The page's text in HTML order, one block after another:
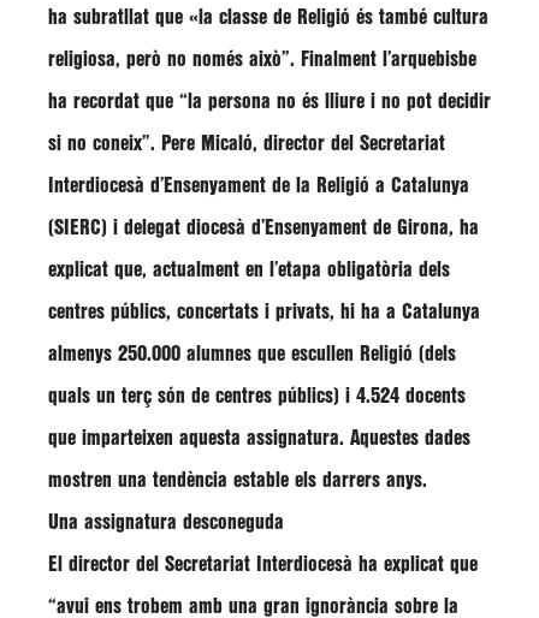
ha subratllat que «la classe de Religió és també cultura
religiosa, però no només això”. Finalment l’arquebisbe
ha recordat que “la persona no és lliure i no pot decidir
si no coneix”. Pere Micaló, director del Secretariat
Interdiocesà d’Ensenyament de la Religió a Catalunya
(SIERC) i delegat diocesà d’Ensenyament de Girona, ha
explicat que, actualment en l’etapa obligatòria dels
centres públics, concertats i privats, hi ha a Catalunya
almenys 250.000 alumnes que escullen Religió (dels
quals un terç són de centres públics) i 4.524 docents
que imparteixen aquesta assignatura. Aquestes dades
mostren una tendència estable els darrers anys.
Una assignatura desconeguda
El director del Secretariat Interdiocesà ha explicat que
“avui ens trobem amb una gran ignorància sobre la